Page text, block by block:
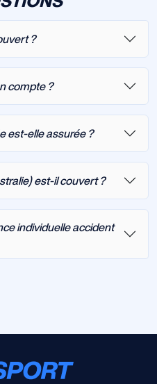
?
compte ?
est-elle assurée ?
est-il couvert ?
individuelle accident